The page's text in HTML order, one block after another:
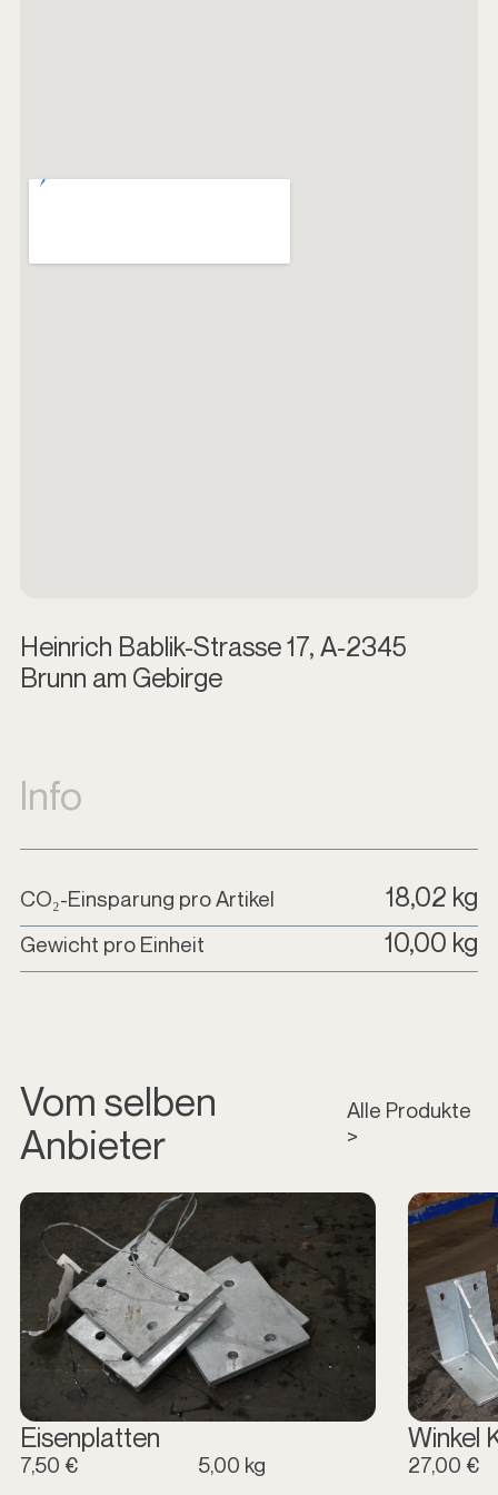
Heinrich Bablik-Strasse 17, A-2345
Brunn am Gebirge
Info
CO₂-Einsparung pro Artikel 18,02 kg
Gewicht pro Einheit 10,00 kg
Vom selben
Anbieter
Alle Produkte
>
Eisenplatten
7,50 € 5,00 kg
Winkel
27,00 €